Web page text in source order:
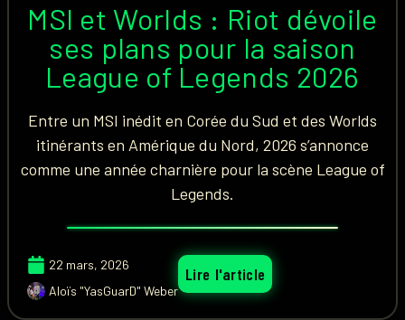
MSI et Worlds : Riot dévoile
ses plans pour la saison
League of Legends 2026
Entre un MSI inédit en Corée du Sud et des Worlds
itinérants en Amérique du Nord, 2026 s’annonce
comme une année charnière pour la scène League of
Legends.
22 mars, 2026
Aloïs "YasGuarD" Weber
Lire l'article